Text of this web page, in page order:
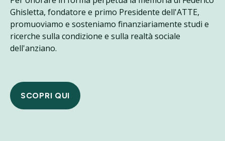
Ghisletta, fondatore e primo Presidente dell'ATTE,
promuoviamo e sosteniamo finanziariamente studi e
ricerche sulla condizione e sulla realtà sociale
dell'anziano.
SCOPRI QUI